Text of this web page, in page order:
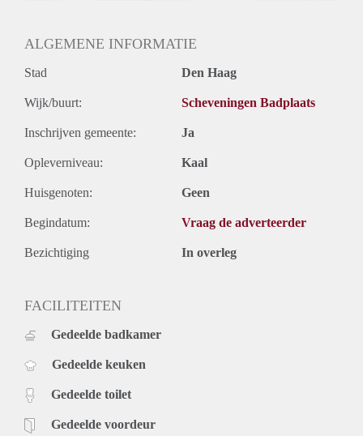
ALGEMENE INFORMATIE
Stad Den Haag
Wijk/buurt: Scheveningen Badplaats
Inschrijven gemeente: Ja
Opleverniveau: Kaal
Huisgenoten: Geen
Begindatum: Vraag de adverteerder
Bezichtiging In overleg
FACILITEITEN
Gedeelde badkamer
Gedeelde keuken
Gedeelde toilet
Gedeelde voordeur